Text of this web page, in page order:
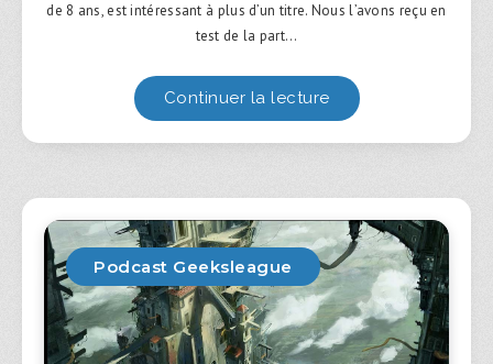
de 8 ans, est intéressant à plus d’un titre. Nous l’avons reçu en
test de la part…
Continuer la lecture
Podcast Geeksleague